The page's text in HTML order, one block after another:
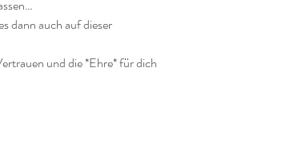
dann auch auf dieser
und die *Ehre* für dich